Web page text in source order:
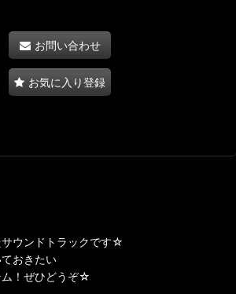
お問い合わせ
お気に入り登録
ウンドトラックです☆
おきたい
ム！ぜひどうぞ☆